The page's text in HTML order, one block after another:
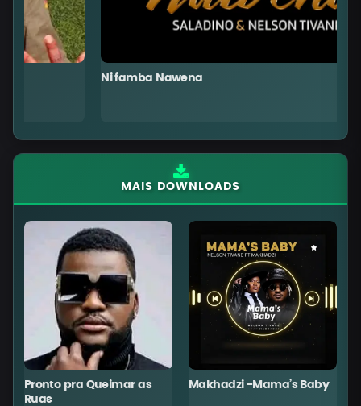
Ni famba Nawena
MAIS DOWNLOADS
Pronto pra Queimar as
Ruas
Makhadzi -Mama’s Baby